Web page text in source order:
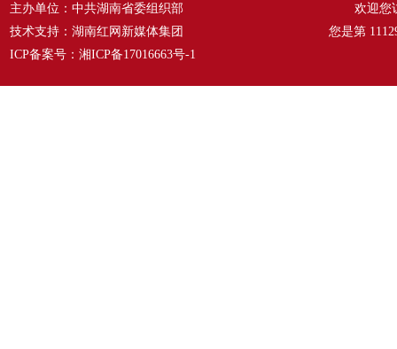
主办单位：中共湖南省委组织部
技术支持：湖南红网新媒体集团
ICP备案号： 湘ICP备17016663号-1
欢迎您
您是第